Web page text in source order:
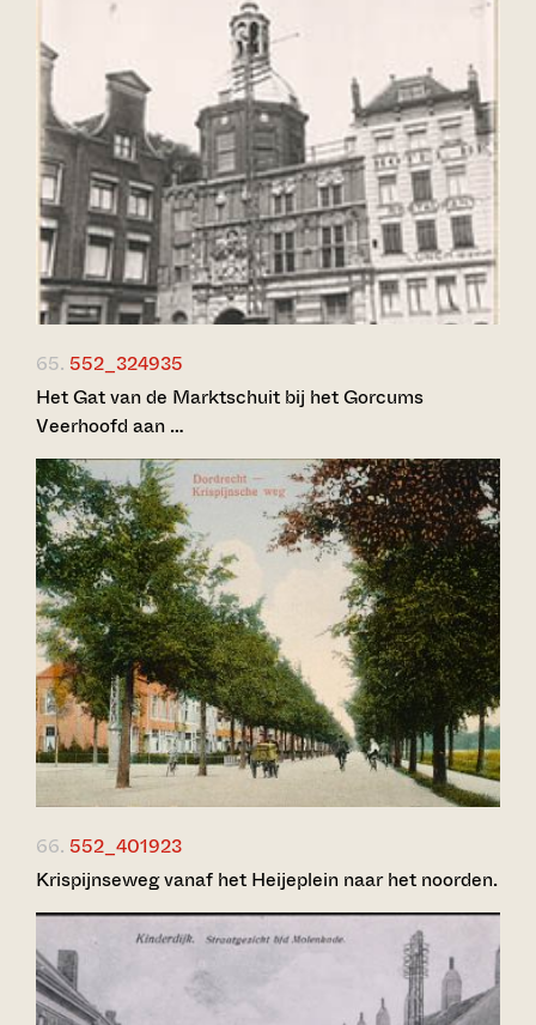
65. 552_324935
Het Gat van de Marktschuit bij het Gorcums
Veerhoofd aan …
66. 552_401923
Krispijnseweg vanaf het Heijeplein naar het noorden.